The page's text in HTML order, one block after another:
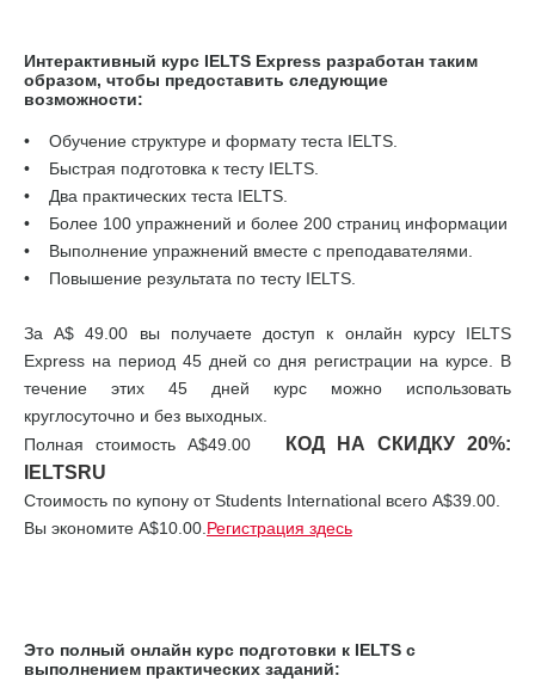
Интерактивный курс IELTS Express разработан таким
образом, чтобы предоставить следующие
возможности:
• Обучение структуре и формату теста IELTS.
• Быстрая подготовка к тесту IELTS.
• Два практических теста IELTS.
• Более 100 упражнений и более 200 страниц информации
• Выполнение упражнений вместе с преподавателями.
• Повышение результата по тесту IELTS.
За A$ 49.00 вы получаете доступ к онлайн курсу IELTS
Express на период 45 дней со дня регистрации на курсе. В
течение этих 45 дней курс можно использовать
круглосуточно и без выходных.
Полная стоимость А$49.00
КОД НА СКИДКУ 20%:
IELTSRU
Стоимость по купону от Students International всего A$39.00.
Вы экономите A$10.00. Регистрация здесь
Это полный онлайн курс подготовки к IELTS с
выполнением практических заданий: